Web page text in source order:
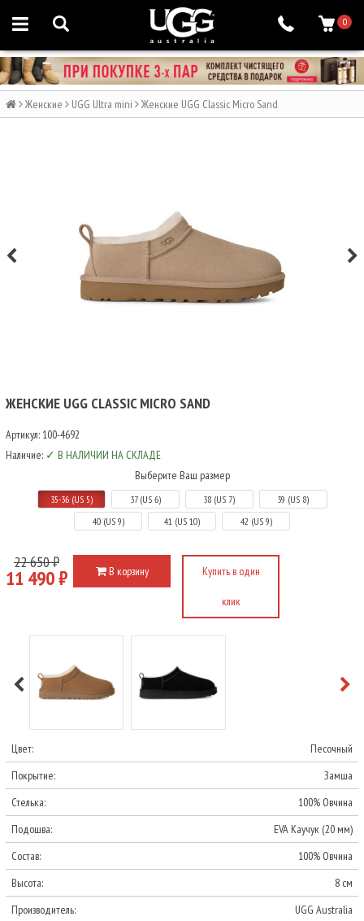
0
Женские UGG Ultra mini Женские UGG Classic Micro Sand
ЖЕНСКИЕ UGG CLASSIC MICRO SAND
Артикул: 100-4692
Наличие: ✓ В НАЛИЧИИ НА СКЛАДЕ
Выберите Ваш размер
35-36 (US 5) 37 (US 6) 38 (US 7)
39 (US 8)
40 (US 9)
41 (US 10) 42 (US 9)
22 650 ₽
11 490 ₽ В корзину Купить в один
клик
Цвет:
Песочный
Покрытие:
Замша
Стелька:
100% Овчина
Подошва:
EVA Каучук (20 мм)
Состав:
100% Овчина
Высота:
8 см
Производитель:
UGG Australia